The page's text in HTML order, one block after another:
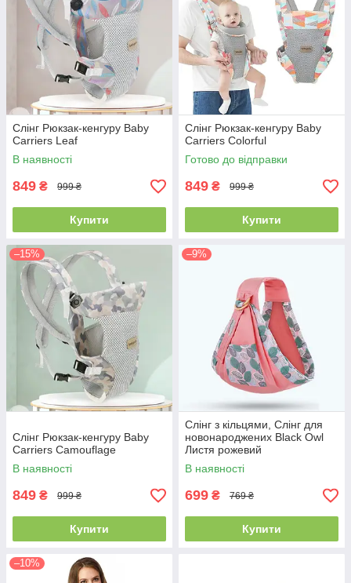
Слінг Рюкзак-кенгуру Baby
Carriers Leaf
В наявності
849 ₴ 999 ₴
Купити
Слінг Рюкзак-кенгуру Baby
Carriers Colorful
Готово до відправки
849 ₴ 999 ₴
Купити
–15%
Слінг Рюкзак-кенгуру Baby
Carriers Camouflage
В наявності
849 ₴ 999 ₴
Купити
–9%
Слінг з кільцями, Слінг для
новонароджених Black Owl
Листя рожевий
В наявності
699 ₴ 769 ₴
Купити
–10%